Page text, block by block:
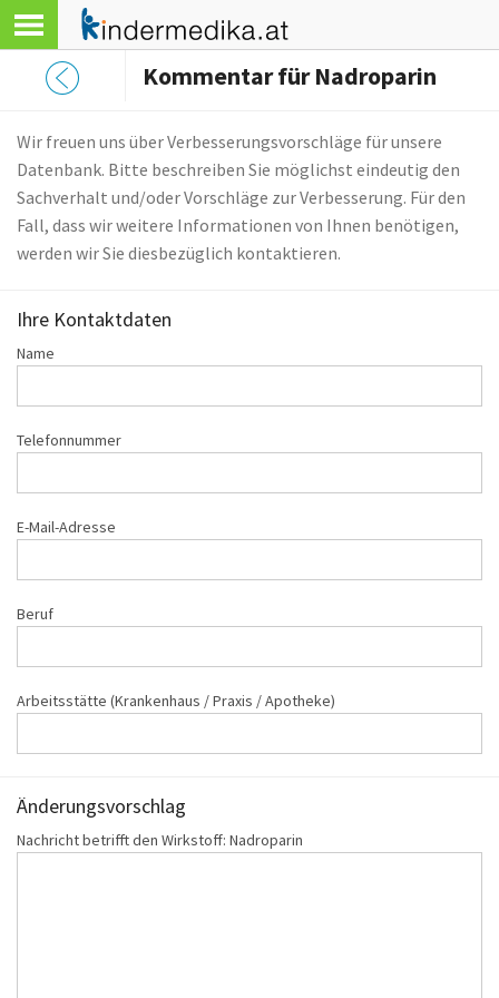
Kommentar für Nadroparin
Wir freuen uns über Verbesserungsvorschläge für unsere
Datenbank. Bitte beschreiben Sie möglichst eindeutig den
Sachverhalt und/oder Vorschläge zur Verbesserung. Für den
Fall, dass wir weitere Informationen von Ihnen benötigen,
werden wir Sie diesbezüglich kontaktieren.
Ihre Kontaktdaten
Name
Telefonnummer
E-Mail-Adresse
Beruf
Arbeitsstätte (Krankenhaus / Praxis / Apotheke)
Änderungs‌vorschlag
Nachricht betrifft den Wirkstoff: Nadroparin